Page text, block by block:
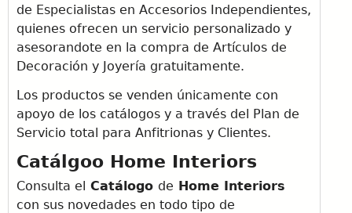
de Especialistas en Accesorios Independientes,
quienes ofrecen un servicio personalizado y
asesorandote en la compra de Artículos de
Decoración y Joyería gratuitamente.
Los productos se venden únicamente con
apoyo de los catálogos y a través del Plan de
Servicio total para Anfitrionas y Clientes.
Catálgoo Home Interiors
Consulta el Catálogo de Home Interiors
con sus novedades en todo tipo de